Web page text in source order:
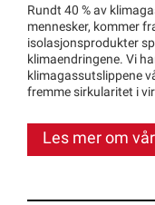
Rundt 40 % av
mennesker, kommer
isolasjonsprodukter
klimaendringene. Vi
klimagassutslippene
fremme sirkularitet i
Les mer om